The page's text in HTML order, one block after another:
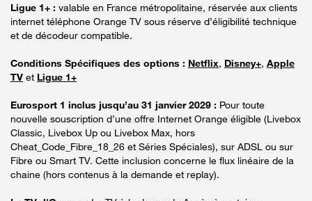
Ligue 1+ : valable en France métropolitaine, réservée aux clients
internet téléphone Orange TV sous réserve d’éligibilité technique
et de décodeur compatible.
Conditions Spécifiques des options : Netflix, Disney+, Apple
TV et Ligue 1+
Eurosport 1 inclus jusqu’au 31 janvier 2029 : Pour toute
nouvelle souscription d’une offre Internet Orange éligible (Livebox
Classic, Livebox Up ou Livebox Max, hors
Cheat_Code_Fibre_18_26 et Séries Spéciales), sur ADSL ou sur
Fibre ou Smart TV. Cette inclusion concerne le flux linéaire de la
chaine (hors contenus à la demande et replay).